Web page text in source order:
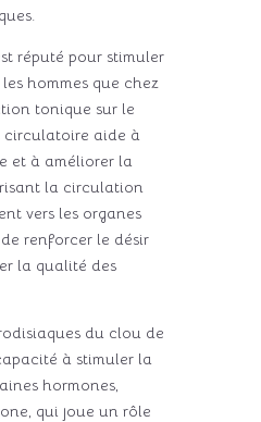
réputé pour stimuler
hommes que chez
tonique sur le
circulatoire aide à
et à améliorer la
la circulation
vers les organes
renforcer le désir
la qualité des
du clou de
à stimuler la
hormones,
qui joue un rôle